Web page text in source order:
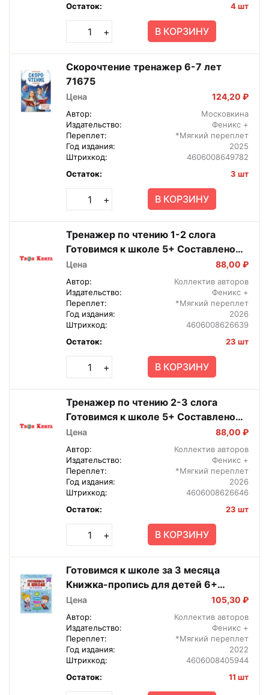
Остаток:
4 шт
+ В КОРЗИНУ
Скорочтение тренажер 6-7 лет
71675
Цена 124,20 ₽
Автор:
Московкина
Издательство:
Феникс +
Переплет:
*Мягкий переплет
Год издания:
2025
Штрихкод:
4606008649782
Остаток:
3 шт
+ В КОРЗИНУ
Тренажер по чтению 1-2 слога
Готовимся к школе 5+ Составлено
логопедом 69381
Цена 88,00 ₽
Автор:
Коллектив авторов
Издательство:
Феникс +
Переплет:
*Мягкий переплет
Год издания:
2026
Штрихкод:
4606008626639
Остаток:
23 шт
+ В КОРЗИНУ
Тренажер по чтению 2-3 слога
Готовимся к школе 5+ Составлено
логопедом 69382
Цена 88,00 ₽
Автор:
Коллектив авторов
Издательство:
Феникс +
Переплет:
*Мягкий переплет
Год издания:
2026
Штрихкод:
4606008626646
Остаток:
23 шт
+ В КОРЗИНУ
Готовимся к школе за 3 месяца
Книжка-пропись для детей 6+
48336
Цена 105,30 ₽
Автор:
Коллектив авторов
Издательство:
Феникс +
Переплет:
*Мягкий переплет
Год издания:
2022
Штрихкод:
4606008405944
Остаток:
11 шт